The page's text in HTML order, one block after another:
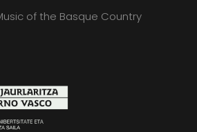
of the Basque Country